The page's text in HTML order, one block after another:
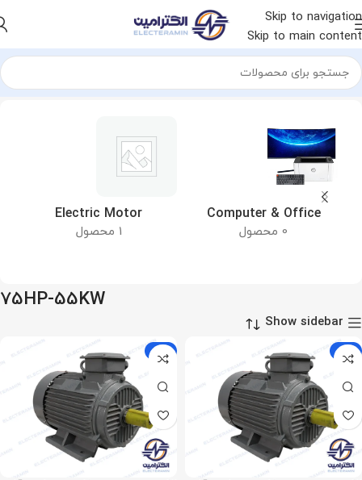
Skip to navigation
Skip to main content
خانه محصول توان الکتروموتور 75HP-55KW
Computer & Office
0 محصول
Electric Motor
1 محصول
75HP-55KW
Show sidebar
-9%
-9%